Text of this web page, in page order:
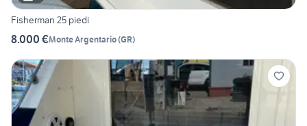
Fisherman 25 piedi
8.000 €Monte Argentario(GR)